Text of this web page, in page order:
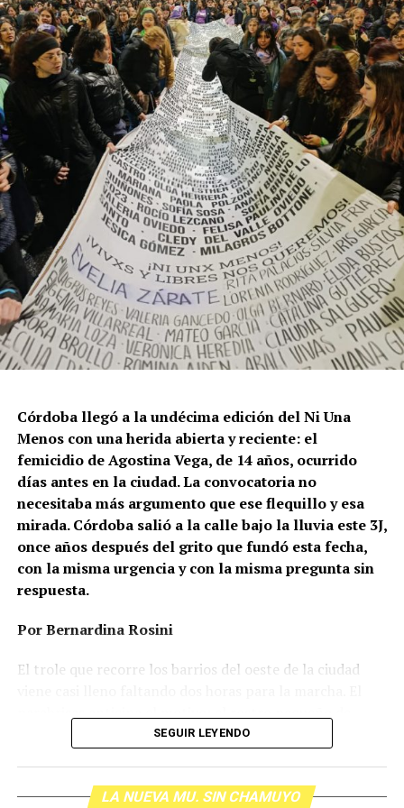
productores, docentes, ambientalistas y vecinos que
resisten otra avanzada sobre un territorio en disputa.
Por Francisco Pandolfi
Gonzalo Giles, pensador y
Ganar la vida: La historia de (no)
Su hijo Ciro tenía 120 veces más agrotóxicos que lo
donde se encontraron pesticidas hasta en el agua de red.
Córdoba llegó a la undécima edición del Ni Una
Menos con una herida abierta y reciente: el
femicidio de Agostina Vega, de 14 años, ocurrido
días antes en la ciudad. La convocatoria no
necesitaba más argumento que ese flequillo y esa
mirada. Córdoba salió a la calle bajo la lluvia este 3J,
once años después del grito que fundó esta fecha,
con la misma urgencia y con la misma pregunta sin
respuesta.
Por Bernardina Rosini
El trole que recorre los barrios del oeste de la ciudad
Agostina Vega, 14 años. Era fácil intuir que será una
atiende a su gente. Los que ocupan los sillones más
SEGUIR LEYENDO
LA NUEVA MU. SIN CHAMUYO